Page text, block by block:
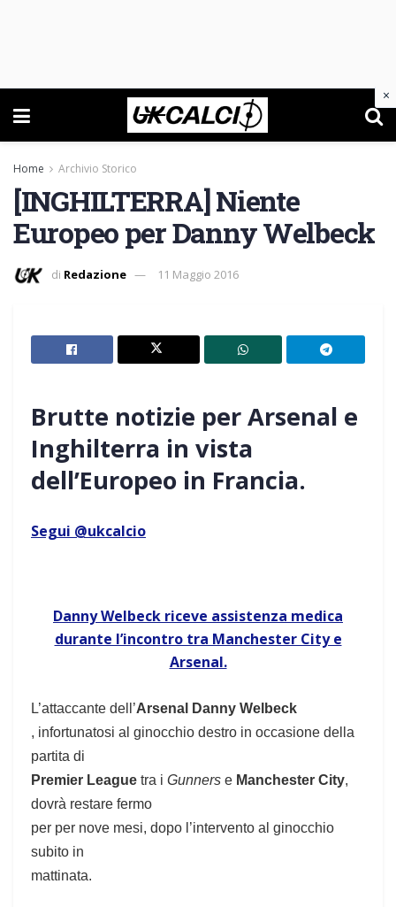
Home Archivio Storico
[INGHILTERRA] Niente
Europeo per Danny Welbeck
di Redazione 11 Maggio 2016
Brutte notizie per Arsenal e
Inghilterra in vista
dell’Europeo in Francia.
Segui @ukcalcio
Danny Welbeck riceve assistenza medica
durante l’incontro tra Manchester City e
Arsenal.
L’attaccante dell’Arsenal Danny Welbeck
, infortunatosi al ginocchio destro in occasione della
partita di
Premier League tra i Gunners e Manchester City,
dovrà restare fermo
per per nove mesi, dopo l’intervento al ginocchio
subito in
mattinata.
×